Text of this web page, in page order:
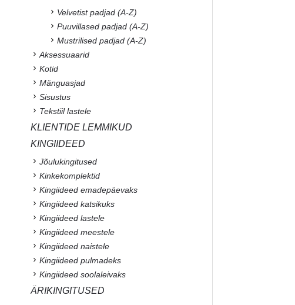
Velvetist padjad (A-Z)
Puuvillased padjad (A-Z)
Mustrilised padjad (A-Z)
Aksessuaarid
Kotid
Mänguasjad
Sisustus
Tekstiil lastele
KLIENTIDE LEMMIKUD
KINGIIDEED
Jõulukingitused
Kinkekomplektid
Kingiideed emadepäevaks
Kingiideed katsikuks
Kingiideed lastele
Kingiideed meestele
Kingiideed naistele
Kingiideed pulmadeks
Kingiideed soolaleivaks
ÄRIKINGITUSED